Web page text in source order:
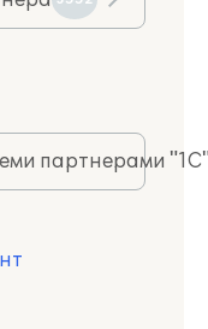
партнерами